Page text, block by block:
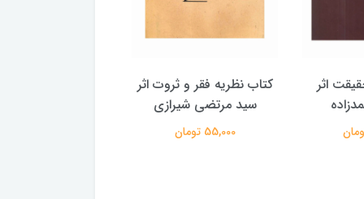
اثر
کتاب نظریه فقر و ثروت اثر
سید مرتضی شیرازی
55,000 تومان